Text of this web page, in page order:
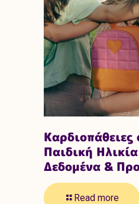
Καρδιοπάθειες
Παιδική
Δεδομένα &
Read more